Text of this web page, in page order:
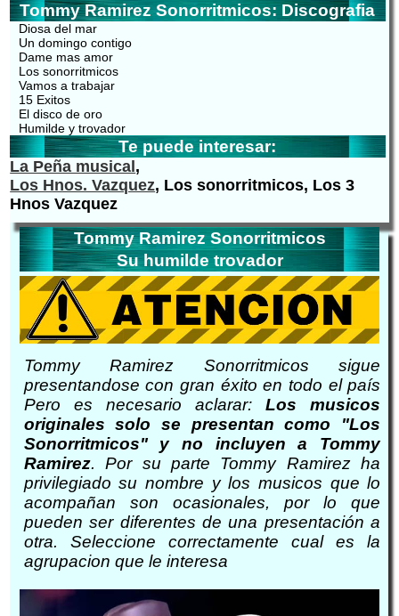
Tommy Ramirez Sonorritmicos: Discografia
Diosa del mar
Un domingo contigo
Dame mas amor
Los sonorritmicos
Vamos a trabajar
15 Exitos
El disco de oro
Humilde y trovador
Te puede interesar:
La Peña musical ,
Los Hnos. Vazquez, Los sonorritmicos, Los 3
Hnos Vazquez
Tommy Ramirez Sonorritmicos
Su humilde trovador
Tommy Ramirez Sonorritmicos sigue
presentandose con gran éxito en todo el país
Pero es necesario aclarar:Los musicos
originales solo se presentan como "Los
Sonorritmicos" y no incluyen a Tommy
Ramirez. Por su parte Tommy Ramirez ha
privilegiado su nombre y los musicos que lo
acompañan son ocasionales, por lo que
pueden ser diferentes de una presentación a
otra. Seleccione correctamente cual es la
agrupacion que le interesa